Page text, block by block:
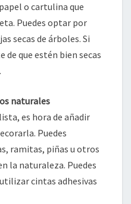
o cartulina que
Puedes optar por
secas de árboles. Si
de que estén bien secas
naturales
es hora de añadir
Puedes
ramitas, piñas u otros
la naturaleza. Puedes
cintas adhesivas